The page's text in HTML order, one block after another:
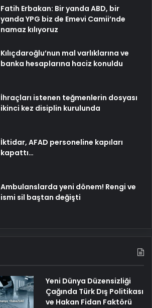
Fatih Erbakan: Bir yanda ABD, bir
yanda YPG biz de Emevi Camii’nde
namaz kılıyoruz
Kılıçdaroğlu’nun mal varlıklarına ve
banka hesaplarına haciz konuldu
İhraçları istenen teğmenlerin dosyası
ikinci kez disiplin kurulunda
İktidar, AFAD personeline kapıları
kapattı…
Ambulanslarda yeni dönem! Rengi ve
ismi sil baştan değişti
Yeni Dünya Düzensizliği
Çağında Türk Dış Politikası
ve Hakan Fidan Faktörü